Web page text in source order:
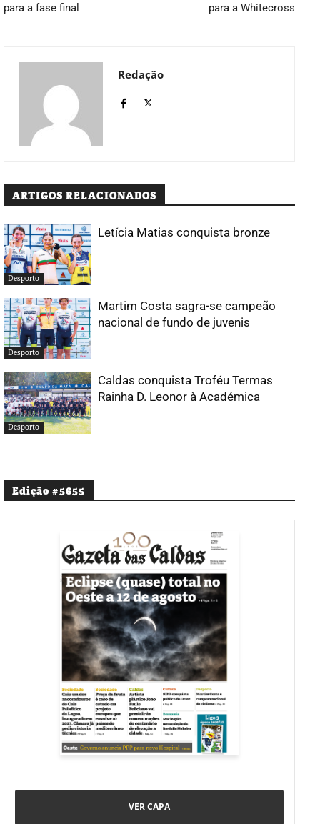
para a fase final
para a Whitecross
Redação
ARTIGOS RELACIONADOS
Desporto
Letícia Matias conquista bronze
Desporto
Martim Costa sagra-se campeão
nacional de fundo de juvenis
Desporto
Caldas conquista Troféu Termas
Rainha D. Leonor à Académica
Edição #5655
VER CAPA